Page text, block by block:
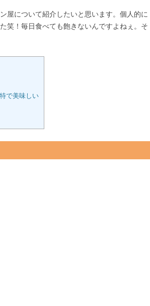
屋について紹介したいと思います。個人的に
笑！毎日食べても飽きないんですよねぇ。そ
で美味しい